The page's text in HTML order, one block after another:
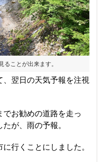
ことが出来ます。
翌日の天気予報を注視
お勧めの道路を走っ
が、雨の予報。
行くことにしました。